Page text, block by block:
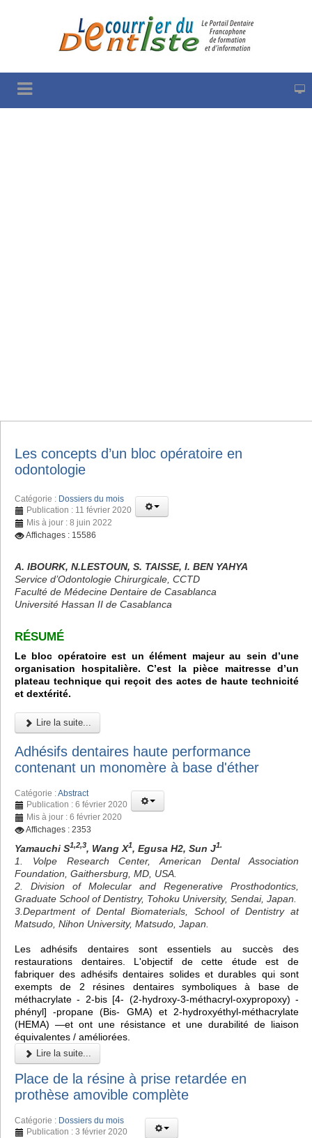
Les concepts d’un bloc opératoire en
odontologie
Catégorie : Dossiers du mois
Publication : 11 février 2020
Mis à jour : 8 juin 2022
Affichages : 15586
A. IBOURK, N.LESTOUN, S. TAISSE, I. BEN YAHYA
Service d’Odontologie Chirurgicale, CCTD
Faculté de Médecine Dentaire de Casablanca
Université Hassan II de Casablanca
RÉSUMÉ
Le bloc opératoire est un élément majeur au sein d’une
organisation hospitalière. C’est la pièce maitresse d’un
plateau technique qui reçoit des actes de haute technicité
et dextérité.
Lire la suite...
Adhésifs dentaires haute performance
contenant un monomère à base d'éther
Catégorie :Abstract
Publication : 6 février 2020
Mis à jour : 6 février 2020
Affichages : 2353
Yamauchi S1,2,3, Wang X1, Egusa H2, Sun J1.
1. Volpe Research Center, American Dental Association
Foundation, Gaithersburg, MD, USA.
2. Division of Molecular and Regenerative Prosthodontics,
Graduate School of Dentistry, Tohoku University, Sendai, Japan.
3.Department of Dental Biomaterials, School of Dentistry at
Matsudo, Nihon University, Matsudo, Japan.
Les adhésifs dentaires sont essentiels au succès des
restaurations dentaires. L'objectif de cette étude est de
fabriquer des adhésifs dentaires solides et durables qui sont
exempts de 2 résines dentaires symboliques à base de
méthacrylate - 2-bis [4- (2-hydroxy-3-méthacryl-oxypropoxy) -
phényl] -propane (Bis- GMA) et 2-hydroxyéthyl-méthacrylate
(HEMA) —et ont une résistance et une durabilité de liaison
équivalentes / améliorées.
Lire la suite...
Place de la résine à prise retardée en
prothèse amovible complète
Catégorie : Dossiers du mois
Publication : 3 février 2020